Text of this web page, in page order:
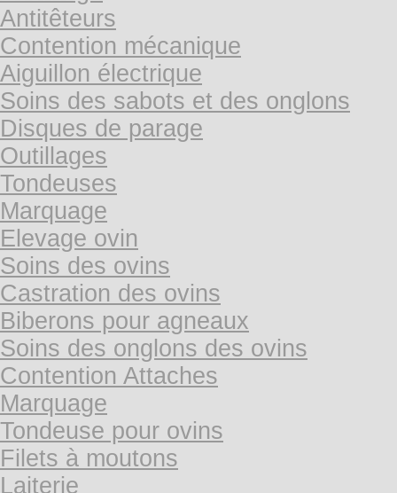
Antitêteurs
Contention mécanique
Aiguillon électrique
Soins des sabots et des onglons
Disques de parage
Outillages
Tondeuses
Marquage
Elevage ovin
Soins des ovins
Castration des ovins
Biberons pour agneaux
Soins des onglons des ovins
Contention Attaches
Marquage
Tondeuse pour ovins
Filets à moutons
Laiterie